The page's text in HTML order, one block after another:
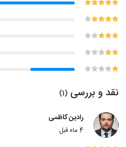
نقد و بررسی (1)
رادین کاظمی
4 ماه قبل